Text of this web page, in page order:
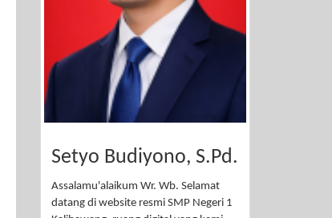
Setyo Budiyono, S.Pd.
Assalamu'alaikum Wr. Wb. Selamat
datang di website resmi SMP Negeri 1